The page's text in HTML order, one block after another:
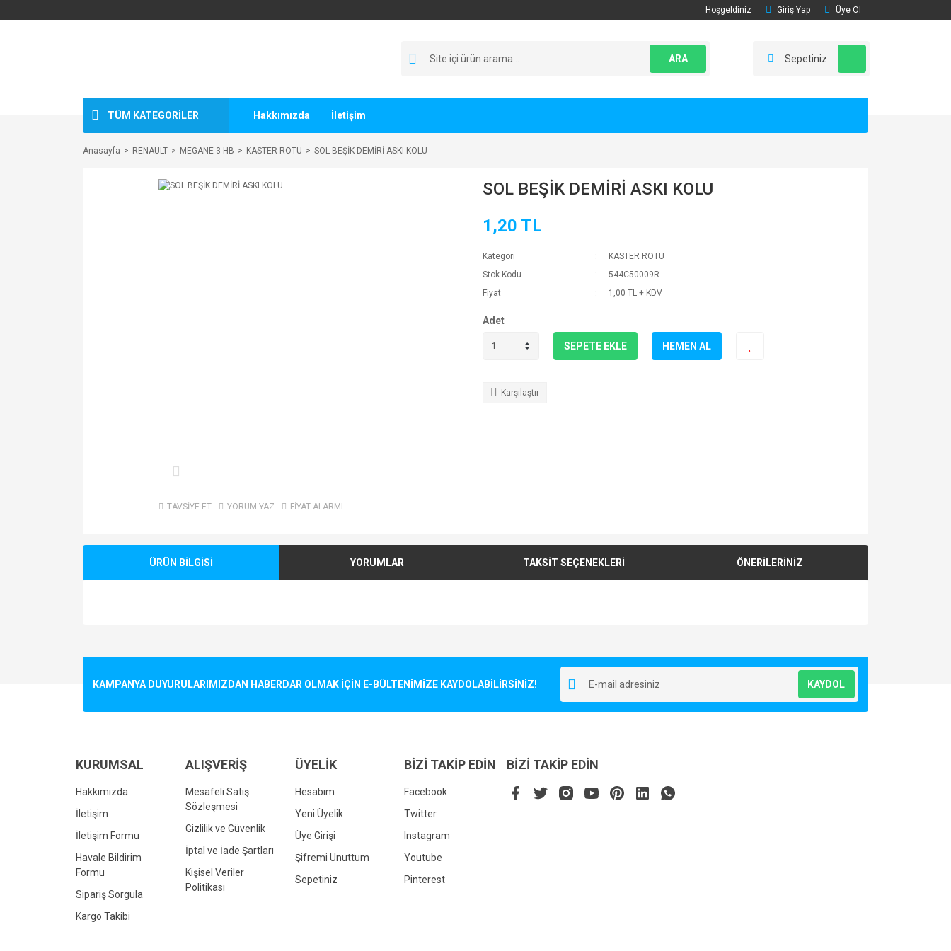
Hoşgeldiniz Giriş Yap Üye Ol
ARA Sepetiniz
TÜM KATEGORİLER Hakkımızda İletişim
Anasayfa RENAULT MEGANE 3 HB KASTER ROTU SOL BEŞİK DEMİRİ ASKI KOLU
TAVSİYE ET YORUM YAZ FİYAT ALARMI
SOL BEŞİK DEMİRİ ASKI KOLU
1,20 TL
Kategori
KASTER ROTU
Stok Kodu
544C50009R
Fiyat
1,00 TL + KDV
Adet
SEPETE EKLE HEMEN AL
Karşılaştır
ÜRÜN BİLGİSİ YORUMLAR TAKSİT SEÇENEKLERİ ÖNERİLERİNİZ
Ürün resmi kalitesiz, bozuk veya görüntülenemiyor.
Bu ürüne benzer farklı alternatifler olmalı.
KAMPANYA DUYURULARIMIZDAN HABERDAR OLMAK İÇİN E-BÜLTENİMİZE KAYDOLABİLİRSİNİZ! KAYDOL
KURUMSAL
Hakkımızda
İletişim
İletişim Formu
Havale Bildirim
Formu
Sipariş Sorgula
Kargo Takibi
ALIŞVERİŞ
Mesafeli Satış
Sözleşmesi
Gizlilik ve Güvenlik
İptal ve İade Şartları
Kişisel Veriler
Politikası
ÜYELİK
Hesabım
Yeni Üyelik
Üye Girişi
Şifremi Unuttum
Sepetiniz
BİZİ TAKİP EDİN
Facebook
Twitter
Instagram
Youtube
Pinterest
BİZİ TAKİP EDİN